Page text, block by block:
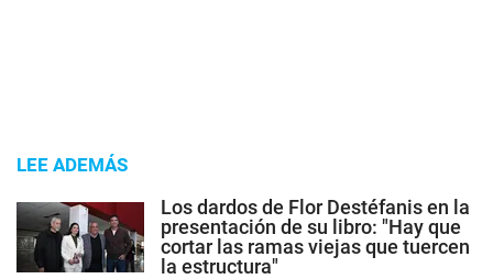
LEE ADEMÁS
Los dardos de Flor Destéfanis en la
presentación de su libro: "Hay que
cortar las ramas viejas que tuercen
la estructura"